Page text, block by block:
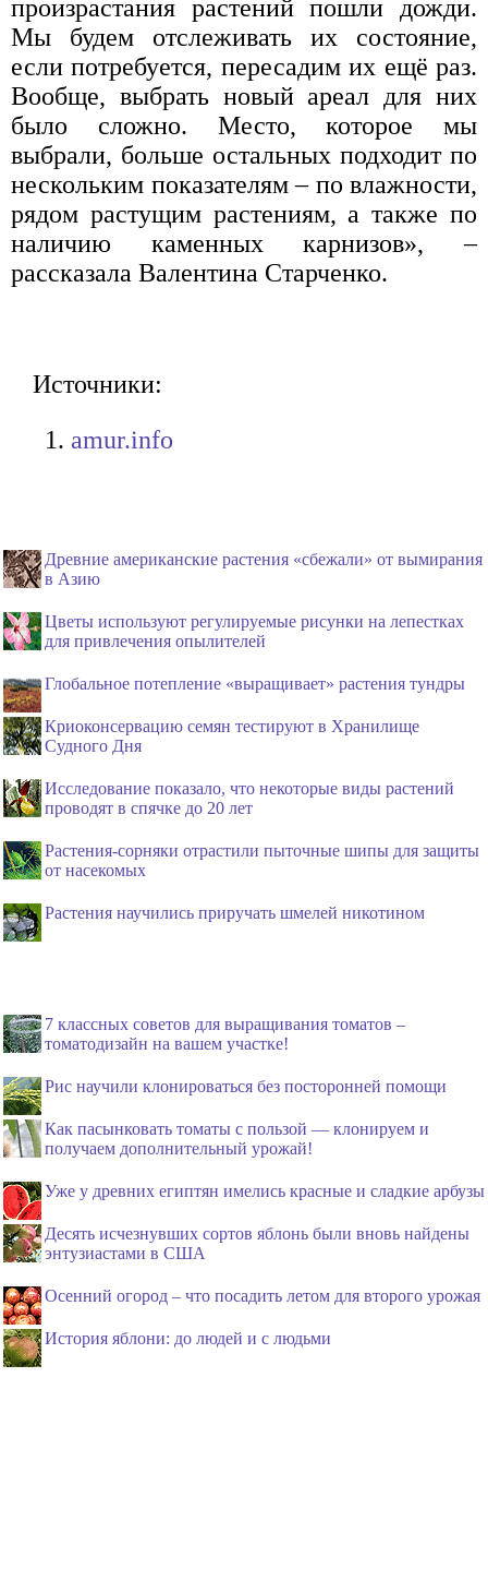
произрастания растений пошли дожди.
Мы будем отслеживать их состояние,
если потребуется, пересадим их ещё раз.
Вообще, выбрать новый ареал для них
было сложно. Место, которое мы
выбрали, больше остальных подходит по
нескольким показателям – по влажности,
рядом растущим растениям, а также по
наличию каменных карнизов», –
рассказала Валентина Старченко.
Источники:
amur.info
Древние американские растения «сбежали» от вымирания
в Азию
Цветы используют регулируемые рисунки на лепестках
для привлечения опылителей
Глобальное потепление «выращивает» растения тундры
Криоконсервацию семян тестируют в Хранилище
Судного Дня
Исследование показало, что некоторые виды растений
проводят в спячке до 20 лет
Растения-сорняки отрастили пыточные шипы для защиты
от насекомых
Растения научились приручать шмелей никотином
7 классных советов для выращивания томатов –
томатодизайн на вашем участке!
Рис научили клонироваться без посторонней помощи
Как пасынковать томаты с пользой — клонируем и
получаем дополнительный урожай!
Уже у древних египтян имелись красные и сладкие арбузы
Десять исчезнувших сортов яблонь были вновь найдены
энтузиастами в США
Осенний огород – что посадить летом для второго урожая
История яблони: до людей и с людьми